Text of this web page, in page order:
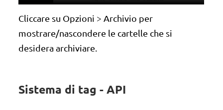
Cliccare su Opzioni > Archivio per
mostrare/nascondere le cartelle che si
desidera archiviare.
Sistema di tag - API